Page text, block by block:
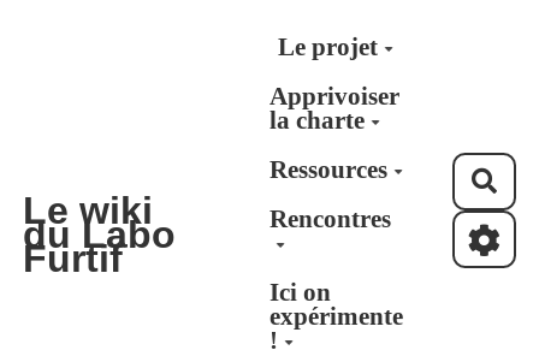
Aller au contenu principal
Le wiki
du Labo
Furtif
Le projet
Apprivoiser
la charte
Ressources
Rencontres
Ici on
expérimente
!